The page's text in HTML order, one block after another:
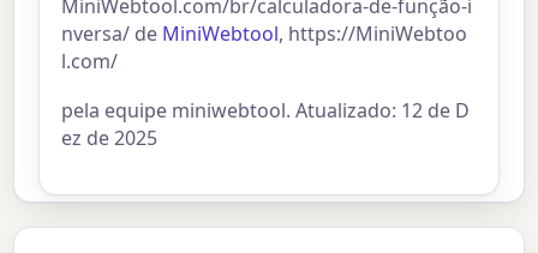
MiniWebtool.com/br/calculadora-de-função-i
nversa/ de MiniWebtool, https://MiniWebtoo
l.com/
pela equipe miniwebtool. Atualizado: 12 de D
ez de 2025